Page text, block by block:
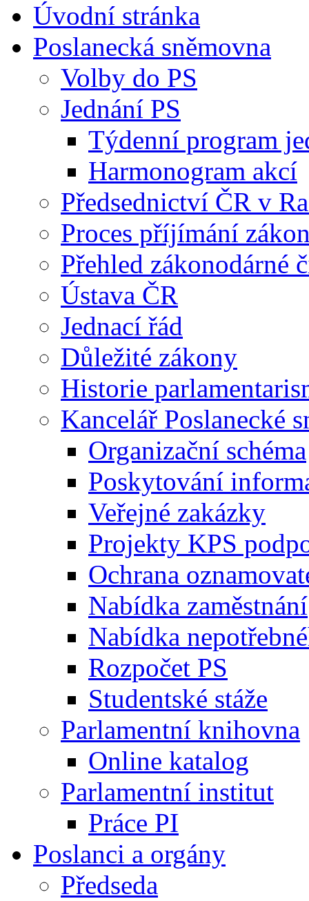
Úvodní stránka
Poslanecká sněmovna
Volby do PS
Jednání PS
Týdenní program
Harmonogram akcí
Předsednictví ČR v
Proces příjímání
Přehled zákonodárné
Ústava ČR
Jednací řád
Důležité zákony
Historie
Kancelář Poslanecké
Organizační schéma
Poskytování
Veřejné zakázky
Projekty KPS
Ochrana
Nabídka zaměstnání
Nabídka
Rozpočet PS
Studentské stáže
Parlamentní knihovna
Online katalog
Parlamentní institut
Práce PI
Poslanci a orgány
Předseda